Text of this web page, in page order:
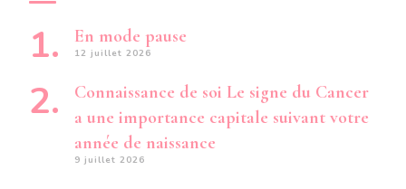
En mode pause
12 juillet 2026
Connaissance de soi Le signe du Cancer
a une importance capitale suivant votre
année de naissance
9 juillet 2026